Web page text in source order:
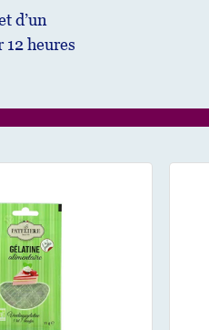
d’un
12 heures